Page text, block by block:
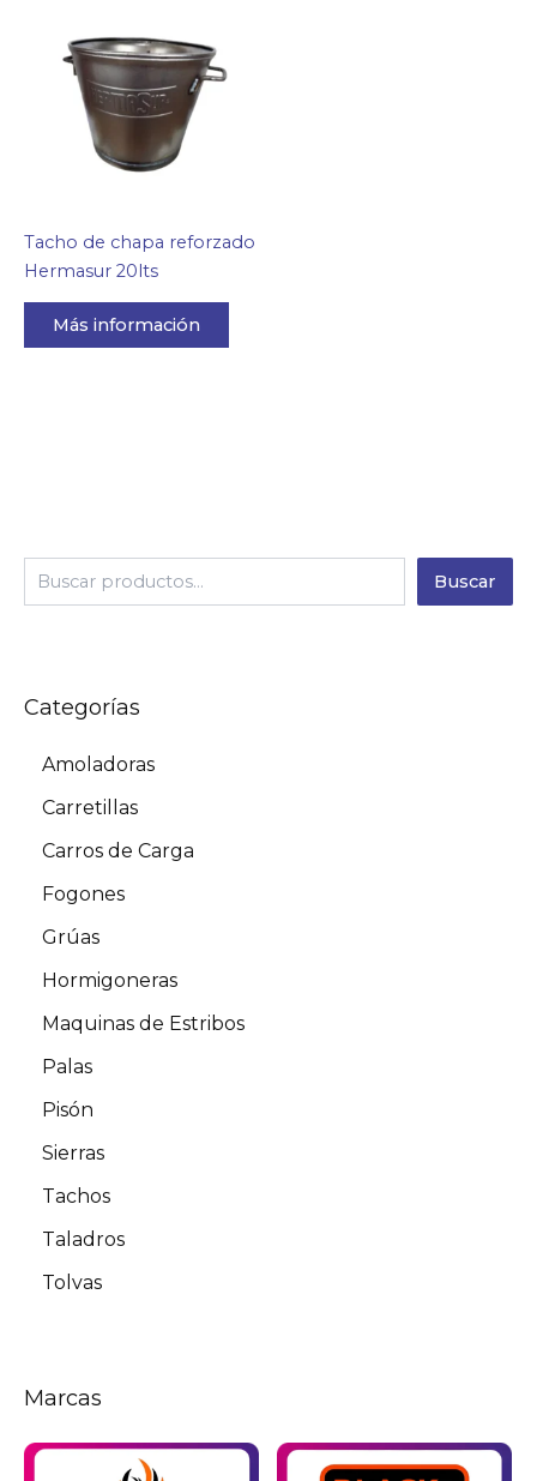
Buscar
Categorías
Amoladoras
Carretillas
Carros de Carga
Fogones
Grúas
Hormigoneras
Maquinas de Estribos
Palas
Pisón
Sierras
Tachos
Taladros
Tolvas
Marcas
Tacho de chapa reforzado
Hermasur 20lts
Más información